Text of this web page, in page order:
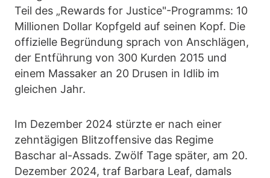
Teil des „Rewards for Justice"-Programms: 10
Millionen Dollar Kopfgeld auf seinen Kopf. Die
offizielle Begründung sprach von Anschlägen,
der Entführung von 300 Kurden 2015 und
einem Massaker an 20 Drusen in Idlib im
gleichen Jahr.
Im Dezember 2024 stürzte er nach einer
zehntägigen Blitzoffensive das Regime
Baschar al-Assads. Zwölf Tage später, am 20.
Dezember 2024, traf Barbara Leaf, damals